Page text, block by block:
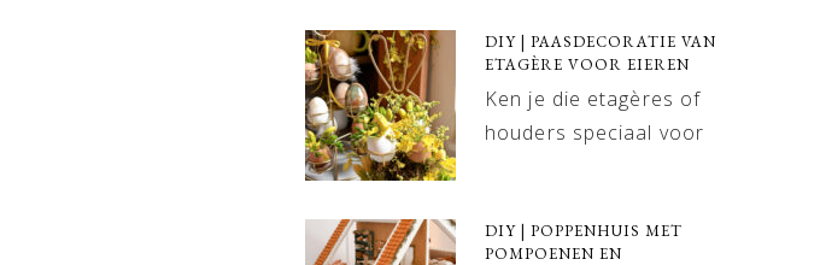
DIY | PAASDECORATIE VAN
ETAGÈRE VOOR EIEREN
Ken je die etagères of
houders speciaal voor
DIY | POPPENHUIS MET
POMPOENEN EN